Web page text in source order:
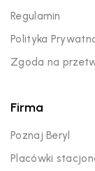
Regulamin
Polityka
Zgoda na
Firma
Poznaj Beryl
Placówki